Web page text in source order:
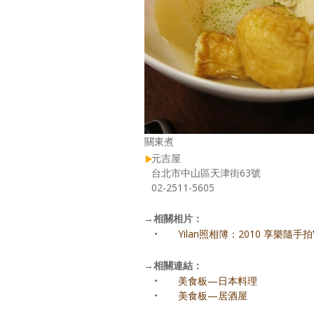
關東煮
元吉屋
台北市中山區天津街63號
02-2511-5605
→相關相片：
•
Yilan照相簿：2010 享樂隨手
→相關連結：
•
美食板—日本料理
•
美食板—居酒屋